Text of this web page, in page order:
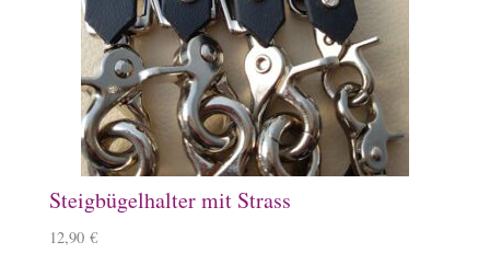
Steigbügelhalter mit Strass
12,90 €